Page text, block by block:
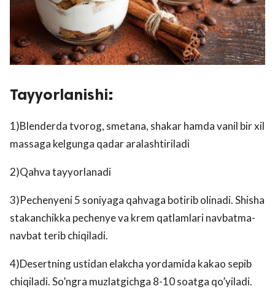
Tayyorlanishi:
1)Blenderda tvorog, smetana, shakar hamda vanil bir xil
massaga kelgunga qadar aralashtiriladi
2)Qahva tayyorlanadi
3)Pechenyeni 5 soniyaga qahvaga botirib olinadi. Shisha
stakanchikka pechenye va krem qatlamlari navbatma-
navbat terib chiqiladi.
4)Desertning ustidan elakcha yordamida kakao sepib
chiqiladi. So’ngra muzlatgichga 8-10 soatga qo’yiladi.